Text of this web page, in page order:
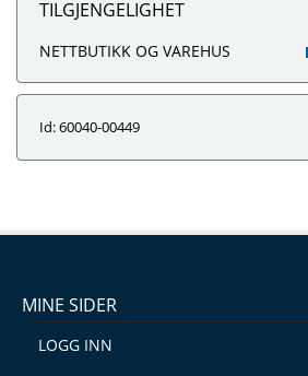
TILGJENGELIGHET
NETTBUTIKK OG VAREHUS
Id: 60040-00449
MINE SIDER
LOGG INN